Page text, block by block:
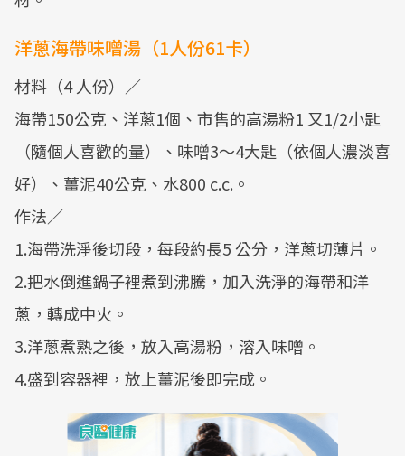
洋蔥海帶味噌湯（1人份61卡）
材料（4 人份）／
海帶150公克、洋蔥1個、市售的高湯粉1 又1/2小匙
（隨個人喜歡的量）、味噌3～4大匙（依個人濃淡喜
好）、薑泥40公克、水800 c.c.。
作法／
1.海帶洗淨後切段，每段約長5 公分，洋蔥切薄片。
2.把水倒進鍋子裡煮到沸騰，加入洗淨的海帶和洋
蔥，轉成中火。
3.洋蔥煮熟之後，放入高湯粉，溶入味噌。
4.盛到容器裡，放上薑泥後即完成。